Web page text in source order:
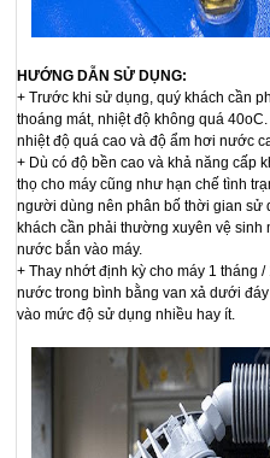
HƯỚNG DẪN SỬ DỤNG:
+ Trước khi sử dụng, quý khách cần
thoáng mát, nhiệt độ không quá
nhiệt độ quá cao và độ ẩm hơi nước
+ Dù có độ bền cao và khả năng cấp
thọ cho máy cũng như hạn chế tình
người dùng nên phân bố thời gian sử
khách cần phải thường xuyên vệ sinh
nước bắn vào máy.
+ Thay nhớt định kỳ cho máy 1 tháng
nước trong bình bằng van xả dưới
vào mức độ sử dụng nhiều hay ít.